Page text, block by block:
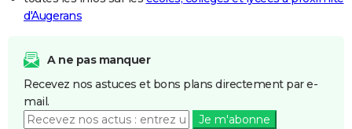
d'Augerans
A ne pas manquer
Recevez nos astuces et bons plans directement par e-
mail.
Je m'abonne